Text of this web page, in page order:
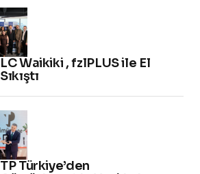
LC Waikiki , fzlPLUS ile El
Sıkıştı
TP Türkiye’den